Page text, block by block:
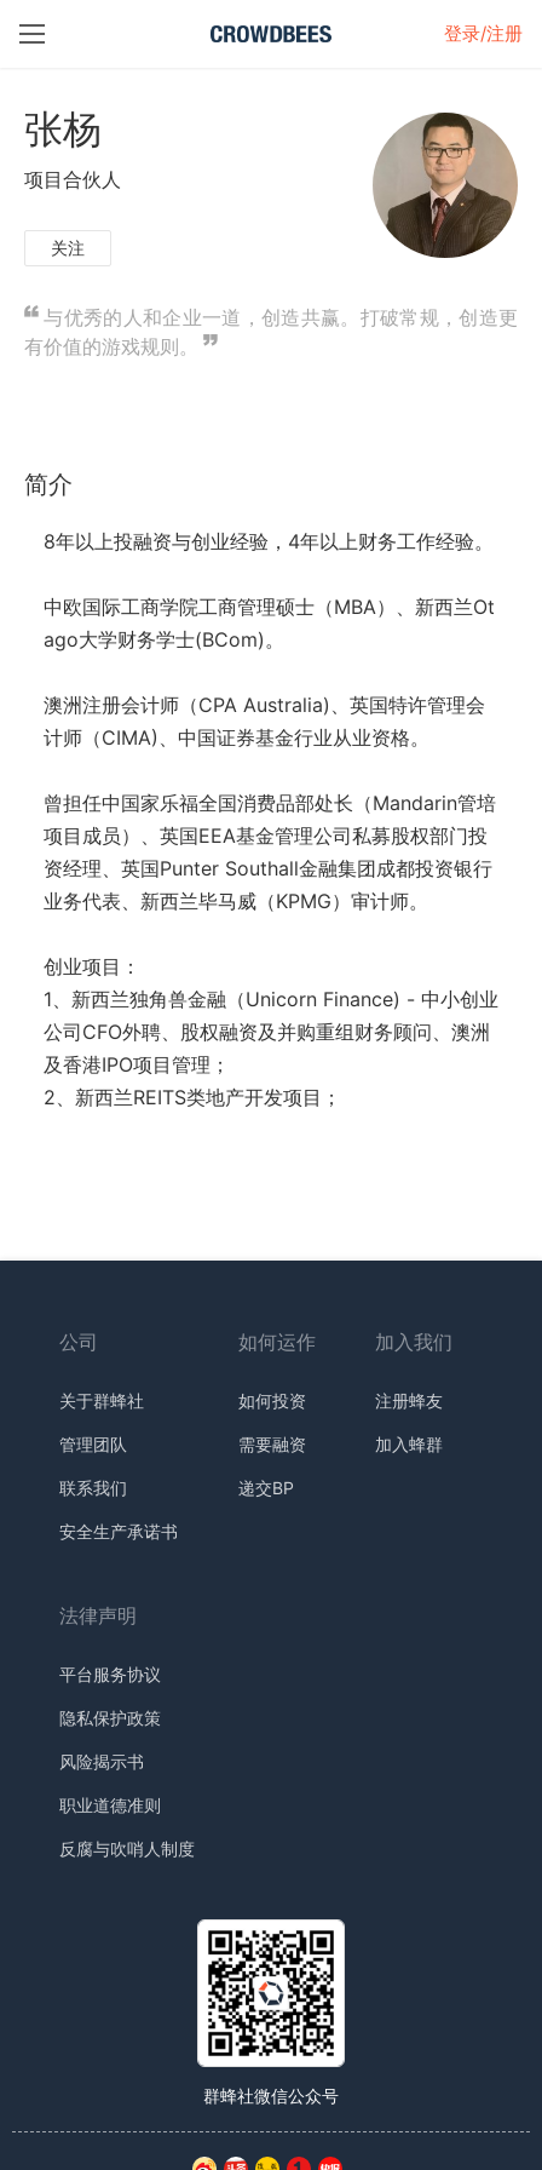
登录/注册
张杨
项目合伙人
关注
与优秀的人和企业一道，创造共赢。打破常规，创造更
有价值的游戏规则。
简介
8年以上投融资与创业经验，4年以上财务工作经验。
中欧国际工商学院工商管理硕士（MBA）、新西兰Ot
ago大学财务学士(BCom)。
澳洲注册会计师（CPA Australia)、英国特许管理会
计师（CIMA)、中国证券基金行业从业资格。
曾担任中国家乐福全国消费品部处长（Mandarin管培
项目成员）、英国EEA基金管理公司私募股权部门投
资经理、英国Punter Southall金融集团成都投资银行
业务代表、新西兰毕马威（KPMG）审计师。
创业项目：
1、新西兰独角兽金融（Unicorn Finance) - 中小创业
公司CFO外聘、股权融资及并购重组财务顾问、澳洲
及香港IPO项目管理；
2、新西兰REITS类地产开发项目；
公司
关于群蜂社
管理团队
联系我们
安全生产承诺书
如何运作
如何投资
需要融资
递交BP
加入我们
注册蜂友
加入蜂群
法律声明
平台服务协议
隐私保护政策
风险揭示书
职业道德准则
反腐与吹哨人制度
群蜂社微信公众号